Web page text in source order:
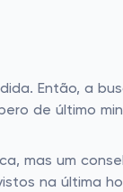
Então, a
de último
mas um
na última